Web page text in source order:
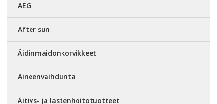
AEG
After sun
Äidinmaidonkorvikkeet
Aineenvaihdunta
Äitiys- ja lastenhoitotuotteet